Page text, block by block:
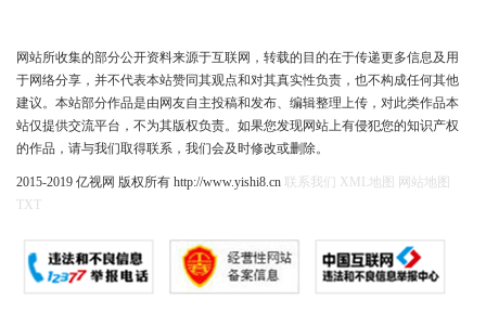
网站所收集的部分公开资料来源于互联网，转载的目的在于传递更多信息及用
于网络分享，并不代表本站赞同其观点和对其真实性负责，也不构成任何其他
建议。本站部分作品是由网友自主投稿和发布、编辑整理上传，对此类作品本
站仅提供交流平台，不为其版权负责。如果您发现网站上有侵犯您的知识产权
的作品，请与我们取得联系，我们会及时修改或删除。
2015-2019 亿视网 版权所有 http://www.yishi8.cn 联系我们 XML地图
网站地图
TXT